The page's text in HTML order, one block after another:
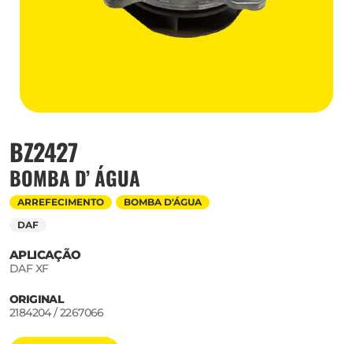
BZ2427
BOMBA D’ ÁGUA
ARREFECIMENTO
BOMBA D'ÁGUA
DAF
APLICAÇÃO
DAF XF
ORIGINAL
2184204 / 2267066